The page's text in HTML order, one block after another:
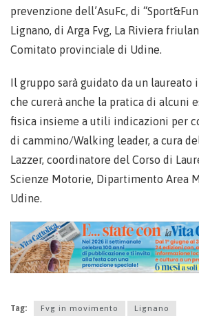
prevenzione dell’AsuFc, di
Lignano, di Arga Fvg, La Riviera
Comitato provinciale di Udine.
Il gruppo sarà guidato da un laureato
che curerà anche la pratica di alcuni
fisica insieme a utili indicazioni per
di cammino/Walking leader, a cura
Lazzer, coordinatore del Corso di
Scienze Motorie, Dipartimento Area
Udine.
Tag: Fvg in movimento Lignano